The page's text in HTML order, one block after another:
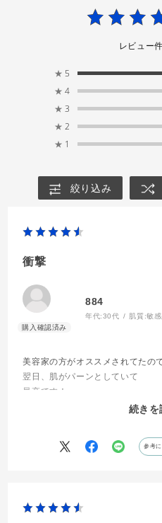
レビュー
★ 5
★ 4
★ 3
★ 2
★ 1
絞り込み
衝撃
884
年代:30代 肌質:敏
美容家の方がオススメされてたの
翌日、肌がパーンとしていて
最高です！
乾燥と敏感肌なんですが、こちら
続きを
参考